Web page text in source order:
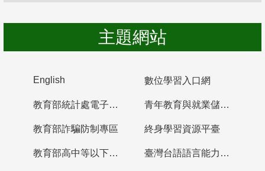
主題網站
English 數位學習入口網
教育部統計處電子書櫃 青年教育與就業儲蓄帳戶
教育部詐騙防制專區 終身學習資源平臺
教育部高中等以下學校及幼兒園教師資格檢定考試 臺灣台語語言能力認證網站